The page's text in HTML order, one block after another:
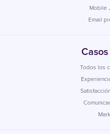
Mobile
Email
Todos los